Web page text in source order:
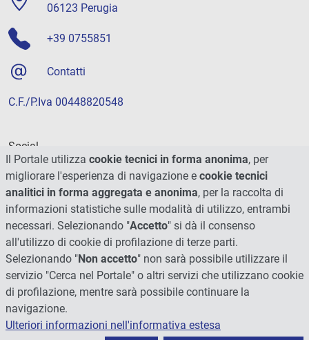
06123 Perugia
+39 0755851
Contatti
C.F./P.Iva 00448820548
Social
Il Portale utilizza cookie tecnici in forma anonima, per
migliorare l'esperienza di navigazione e cookie tecnici
analitici in forma aggregata e anonima, per la raccolta di
informazioni statistiche sulle modalità di utilizzo, entrambi
necessari. Selezionando "Accetto" si dà il consenso
all'utilizzo di cookie di profilazione di terze parti.
Selezionando "Non accetto" non sarà possibile utilizzare il
servizio "Cerca nel Portale" o altri servizi che utilizzano cookie
di profilazione, mentre sarà possibile continuare la
navigazione.
Ulteriori informazioni nell'informativa estesa